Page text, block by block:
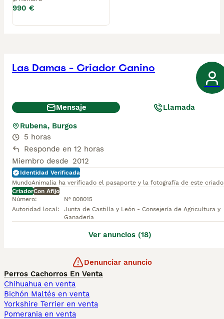
No dudéis en preguntar lo que necesitéis, os
informamos sin compromiso. Atendemos teléfono y
990 €
Las Damas - Criador Canino
Mensaje Llamada
Rubena, Burgos
5 horas
Responde en 12 horas
Miembro desde 2012
Identidad Verificada
MundoAnimalia ha verificado el pasaporte y la fotografía de este
CriadorCon Afijo
Número:
Nº 008015
Autoridad local:
Junta de Castilla y León - Consejería de Agricultura y
Ganadería
Ver anuncios (18)
Denunciar anuncio
Perros Cachorros En Venta
Chihuahua en venta
Bichón Maltés en venta
Yorkshire Terrier en venta
Pomerania en venta